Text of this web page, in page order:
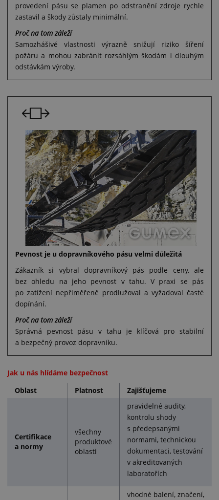
provedení pásu se plamen po odstranění zdroje rychle
zastavil a škody zůstaly minimální.
Proč na tom záleží
Samozhášivé vlastnosti výrazně snižují riziko šíření
požáru a mohou zabránit rozsáhlým škodám i dlouhým
odstávkám výroby.
Pevnost je u dopravníkového pásu velmi důležitá
Zákazník si vybral dopravníkový pás podle ceny, ale
bez ohledu na jeho pevnost v tahu. V praxi se pás
po zatížení nepřiměřeně prodlužoval a vyžadoval časté
dopínání.
Proč na tom záleží
Správná pevnost pásu v tahu je klíčová pro stabilní
a bezpečný provoz dopravníku.
Jak u nás hlídáme bezpečnost
Oblast
Platnost Zajišťujeme
Certifikace
a normy
všechny
produktové
oblasti
pravidelné audity,
kontrolu shody
s předepsanými
normami, technickou
dokumentaci, testování
v akreditovaných
laboratořích
vhodné balení, značení,